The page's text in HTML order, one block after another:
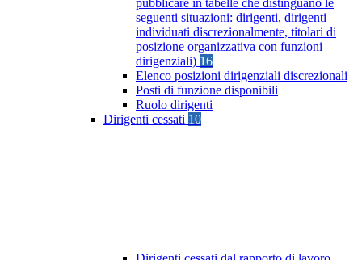
pubblicare in tabelle che distinguano le
seguenti situazioni: dirigenti, dirigenti
individuati discrezionalmente, titolari di
posizione organizzativa con funzioni
dirigenziali) 16
Elenco posizioni dirigenziali discrezionali
Posti di funzione disponibili
Ruolo dirigenti
Dirigenti cessati 10